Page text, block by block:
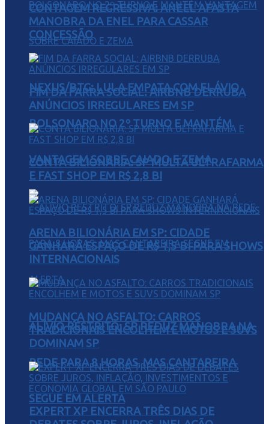
NEXUS/BTG: LULA EMPATA COM FLÁVIO
BOLSONARO NO 2º TURNO E MANTÉM
VANTAGEM SOBRE CAIADO E ZEMA
ALÍVIO RESTRITO: SP REDUZ MANOBRA NA
REDE PARA 8 HORAS, MAS CANTAREIRA
SEGUE EM ALERTA
CONTAGEM REGRESSIVA: ANEEL AFASTA
MANOBRA DA ENEL PARA CASSAR
CONCESSÃO
FIM DA FARRA SOCIAL: AIRBNB DERRUBA
ANÚNCIOS IRREGULARES EM SP
CONTA BILIONÁRIA: SP MULTA ULTRAFARMA
E FAST SHOP EM R$ 2,8 BI
ARENA BILIONÁRIA EM SP: CIDADE
GANHARÁ ESPAÇO DE R$ 1,5 BI PARA SHOWS
INTERNACIONAIS
MUDANÇA NO ASFALTO: CARROS
TRADICIONAIS ENCOLHEM E MOTOS E SUVS
DOMINAM SP
EXPERT XP ENCERRA TRÊS DIAS DE